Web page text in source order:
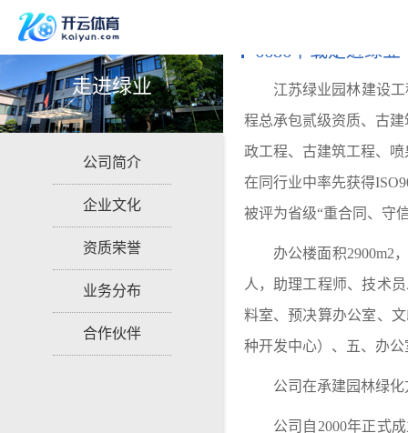
走进绿业
公司简介
企业文化
资质荣誉
业务分布
合作伙伴
6686下载走进绿业
江苏绿业园林建设
程总承包贰级资质、古
政工程、古建筑工程、
在同行业中率先获得
被评为省级“重合同、守
办公楼面积2900m2
人，助理工程师、技术
料室、预决算办公室、
种开发中心）、五、办
公司在承建园林绿
公司自 2000年正式